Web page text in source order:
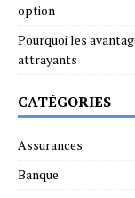
option
Pourquoi les
attrayants
CATÉGORIES
Assurances
Banque